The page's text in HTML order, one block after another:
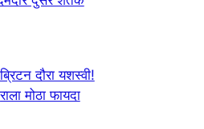
दौरा यशस्वी!
मोठा फायदा